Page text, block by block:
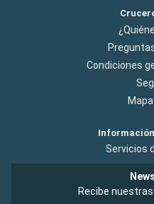
Condiciones
Servicios
Recibe